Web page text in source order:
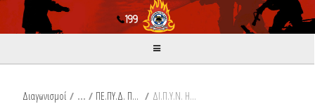
Διαγωνισμοί / ΠΕ.ΠΥ.Δ. ΠΕΛΟΠΟΝΝΗΣΟΥ / ΔΙ.Π.Υ.Ν. ΗΛΕΙΑΣ